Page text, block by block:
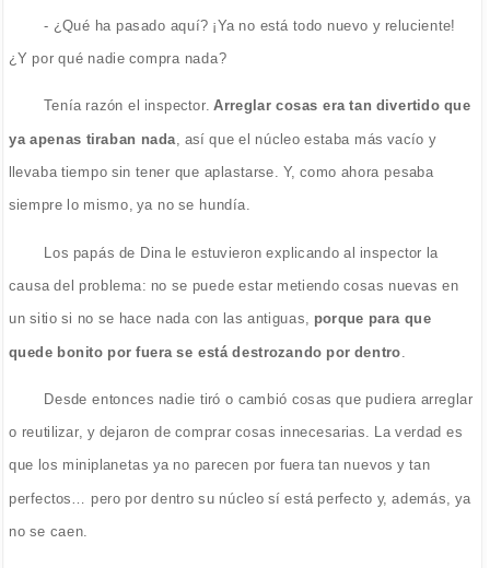
- ¿Qué ha pasado aquí? ¡Ya no está todo nuevo y reluciente!
¿Y por qué nadie compra nada?
Tenía razón el inspector. Arreglar cosas era tan divertido que
ya apenas tiraban nada , así que el núcleo estaba más vacío y
llevaba tiempo sin tener que aplastarse. Y, como ahora pesaba
siempre lo mismo, ya no se hundía.
Los papás de Dina le estuvieron explicando al inspector la
causa del problema: no se puede estar metiendo cosas nuevas en
un sitio si no se hace nada con las antiguas, porque para que
quede bonito por fuera se está destrozando por dentro
Desde entonces nadie tiró o cambió cosas que pudiera arreglar
o reutilizar, y dejaron de comprar cosas innecesarias. La verdad es
que los miniplanetas ya no parecen por fuera tan nuevos y tan
perfectos… pero por dentro su núcleo sí está perfecto y, además, ya
no se caen.